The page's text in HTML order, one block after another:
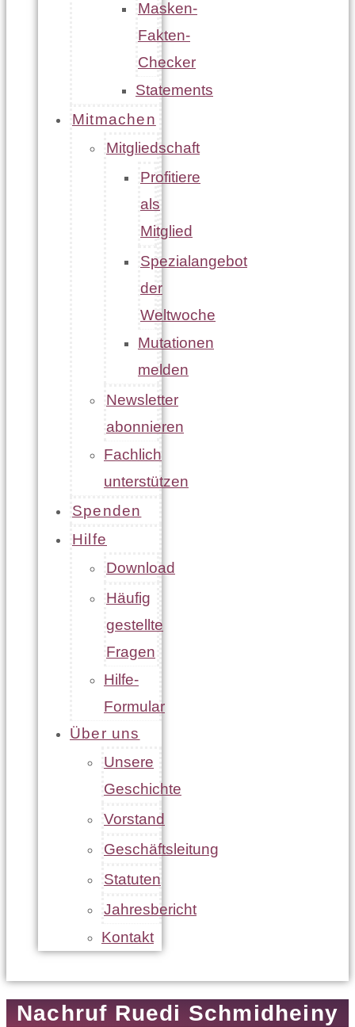
Masken-
Fakten-
Checker
Statements
Mitmachen
Mitgliedschaft
Profitiere
als
Mitglied
Spezialangebot
der
Weltwoche
Mutationen
melden
Newsletter
abonnieren
Fachlich
unterstützen
Spenden
Hilfe
Download
Häufig
gestellte
Fragen
Hilfe-
Formular
Über uns
Unsere
Geschichte
Vorstand
Geschäftsleitung
Statuten
Jahresbericht
Kontakt
Nachruf Ruedi Schmidheiny